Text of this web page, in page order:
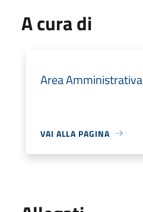
A cura di
Area Amministrativa
VAI ALLA PAGINA